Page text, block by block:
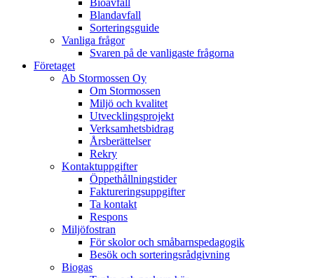
Blandavfall
Sorteringsguide
Vanliga frågor
Svaren på de vanligaste frågorna
Företaget
Ab Stormossen Oy
Om Stormossen
Miljö och kvalitet
Utvecklingsprojekt
Verksamhetsbidrag
Årsberättelser
Rekry
Kontaktuppgifter
Öppethållningstider
Faktureringsuppgifter
Ta kontakt
Respons
Miljöfostran
För skolor och småbarnspedagogik
Besök och sorteringsrådgivning
Biogas